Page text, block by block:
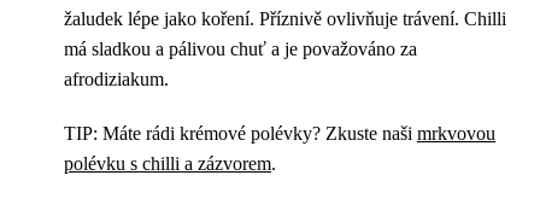
žaludek lépe jako koření. Příznivě ovlivňuje trávení. Chilli
má sladkou a pálivou chuť a je považováno za
afrodiziakum.
TIP: Máte rádi krémové polévky? Zkuste naši mrkvovou
polévku s chilli a zázvorem.